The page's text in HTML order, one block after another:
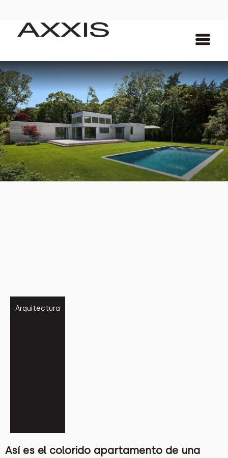
Arquitectura
Así es el colorido apartamento de una